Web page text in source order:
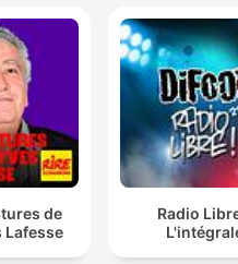
de
Lafesse
Radio